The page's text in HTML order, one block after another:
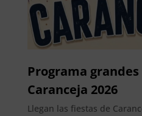
Programa
Caranceja 2026
Llegan las fiestas de